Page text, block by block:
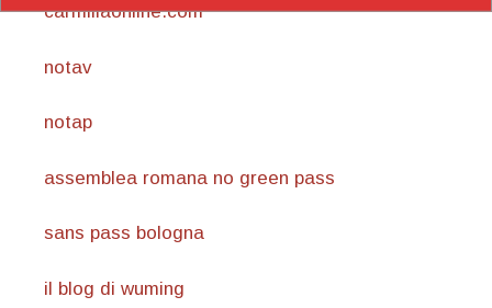
carmillaonline.com
notav
notap
assemblea romana no green pass
sans pass bologna
il blog di wuming